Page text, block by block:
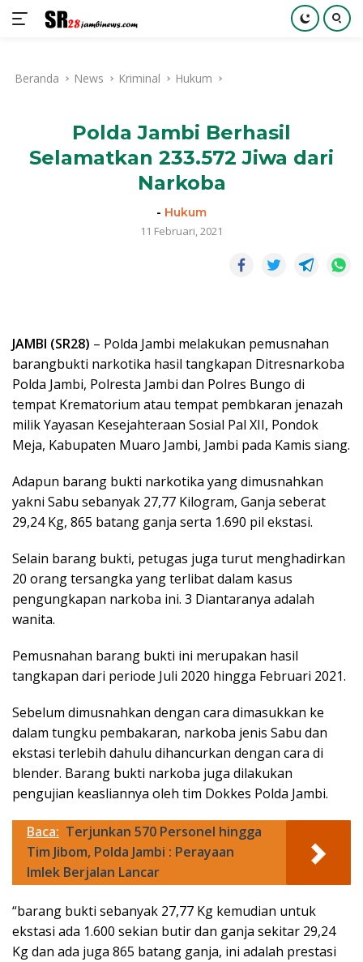
kontenBeranda News Kriminal Hukum
Polda Jambi Berhasil
Selamatkan 233.572 Jiwa dari
Narkoba
- Hukum
11 Februari, 2021
JAMBI (SR28) – Polda Jambi melakukan pemusnahan
barangbukti narkotika hasil tangkapan Ditresnarkoba
Polda Jambi, Polresta Jambi dan Polres Bungo di
tempat Krematorium atau tempat pembkaran jenazah
milik Yayasan Kesejahteraan Sosial Pal XII, Pondok
Meja, Kabupaten Muaro Jambi, Jambi pada Kamis siang.
Adapun barang bukti narkotika yang dimusnahkan
yakni Sabu sebanyak 27,77 Kilogram, Ganja seberat
29,24 Kg, 865 batang ganja serta 1.690 pil ekstasi.
Selain barang bukti, petugas juga turut menghadirkan
20 orang tersangka yang terlibat dalam kasus
pengungkapan narkoba ini. 3 Diantaranya adalah
wanita.
Pemusnahan barang bukti ini merupakan hasil
tangkapan dari periode Juli 2020 hingga Februari 2021.
Sebelum dimusnahkan dengan cara dimasukkan ke
dalam tungku pembakaran, narkoba jenis Sabu dan
ekstasi terlebih dahulu dihancurkan dengan cara di
blender. Barang bukti narkoba juga dilakukan
pengujian keasliannya oleh tim Dokkes Polda Jambi.
Baca: Terjunkan 570 Personel hingga
Tim Jibom, Polda Jambi : Perayaan
Imlek Berjalan Lancar
“barang bukti sebanyak 27,77 Kg kemudian untuk
ekstasi ada 1.600 sekian butir dan ganja sekitar 29,24
Kg dan ada juga 865 batang ganja, ini adalah prestasi